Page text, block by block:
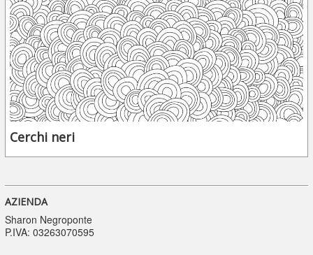
Cerchi neri
AZIENDA
Sharon Negroponte
P.IVA: 03263070595